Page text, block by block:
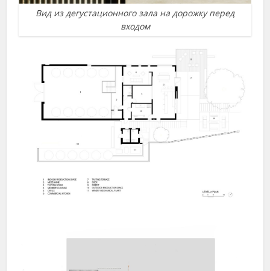
Вид из дегустационного зала на дорожку перед
входом